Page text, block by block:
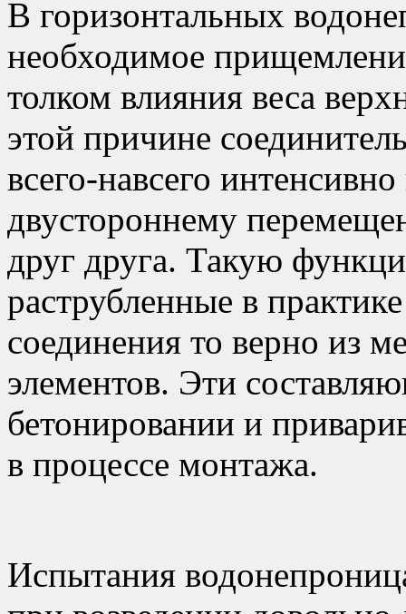
В горизонтальных
необходимое
толком влияния веса
этой причине
всего-навсего
двустороннему
друг друга. Такую
раструбленные в
соединения то верно из
элементов. Эти
бетонировании и
в процессе монтажа.
Испытания